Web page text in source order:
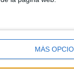
MÁS